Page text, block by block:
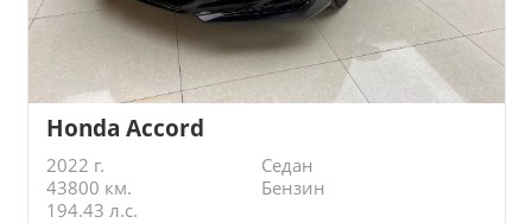
Honda Accord
2022 г.
Седан
43800 км.
Бензин
194.43 л.с.